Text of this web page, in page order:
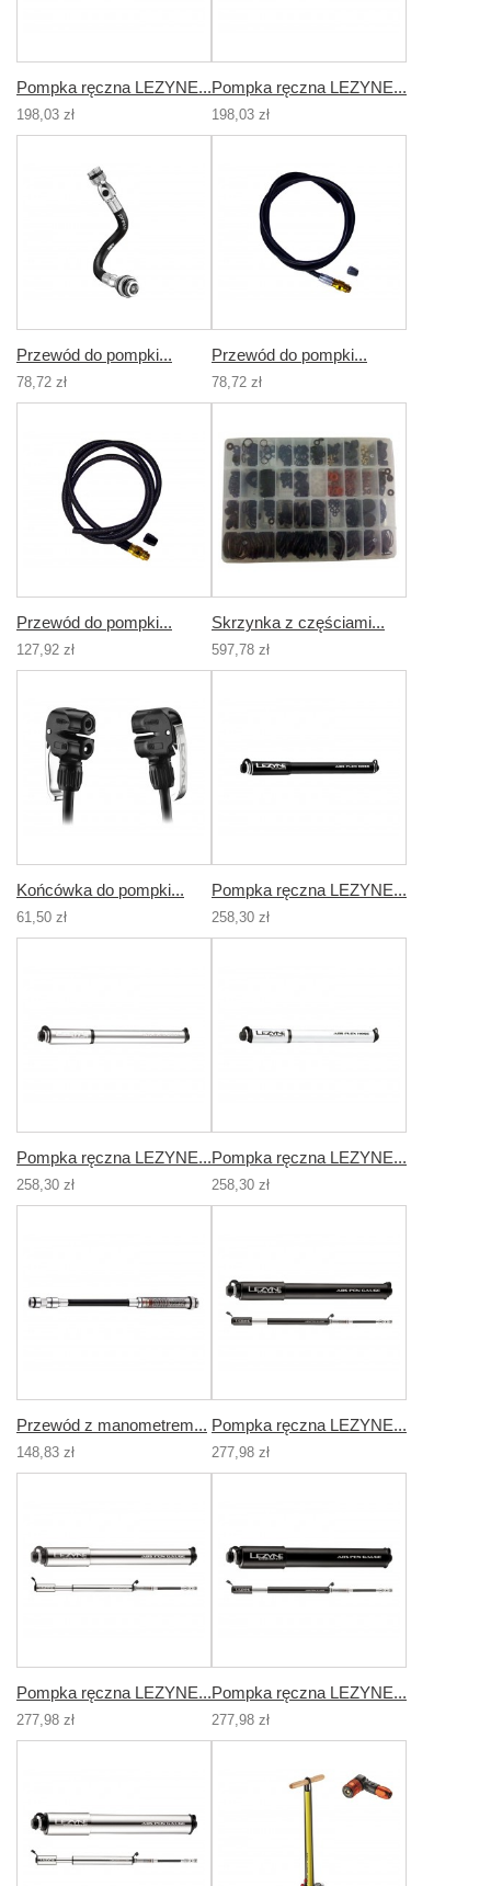
Pompka ręczna LEZYNE...
198,03 zł
Pompka ręczna LEZYNE...
198,03 zł
Przewód do pompki...
78,72 zł
Przewód do pompki...
78,72 zł
Przewód do pompki...
127,92 zł
Skrzynka z częściami...
597,78 zł
Końcówka do pompki...
61,50 zł
Pompka ręczna LEZYNE...
258,30 zł
Pompka ręczna LEZYNE...
258,30 zł
Pompka ręczna LEZYNE...
258,30 zł
Przewód z manometrem...
148,83 zł
Pompka ręczna LEZYNE...
277,98 zł
Pompka ręczna LEZYNE...
277,98 zł
Pompka ręczna LEZYNE...
277,98 zł